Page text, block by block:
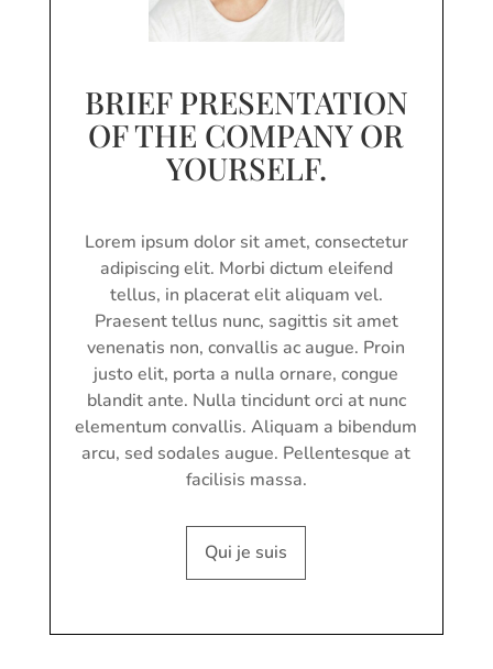
BRIEF PRESENTATION
OF THE COMPANY OR
YOURSELF.
Lorem ipsum dolor sit amet, consectetur
adipiscing elit. Morbi dictum eleifend
tellus, in placerat elit aliquam vel.
Praesent tellus nunc, sagittis sit amet
venenatis non, convallis ac augue. Proin
justo elit, porta a nulla ornare, congue
blandit ante. Nulla tincidunt orci at nunc
elementum convallis. Aliquam a bibendum
arcu, sed sodales augue. Pellentesque at
facilisis massa.
Qui je suis